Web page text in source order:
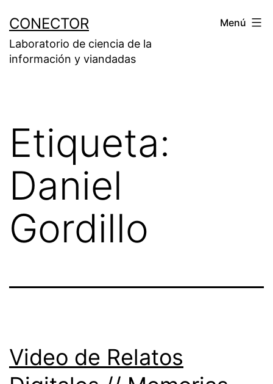
contenido
CONECTOR
Laboratorio de ciencia de la
información y viandadas
Menú
Etiqueta:
Daniel
Gordillo
Video de Relatos